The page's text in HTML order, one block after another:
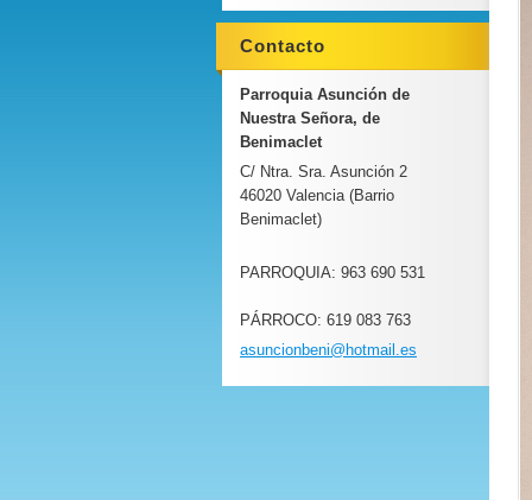
Contacto
Parroquia Asunción de
Nuestra Señora, de
Benimaclet
C/ Ntra. Sra. Asunción 2
46020 Valencia (Barrio
Benimaclet)
PARROQUIA: 963 690 531
PÁRROCO: 619 083 763
asuncionbeni@hotmail.es